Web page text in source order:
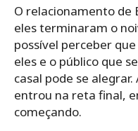
O relacionamento de
eles terminaram o
possível perceber
eles e o público que
casal pode se alegrar.
entrou na reta final,
começando.